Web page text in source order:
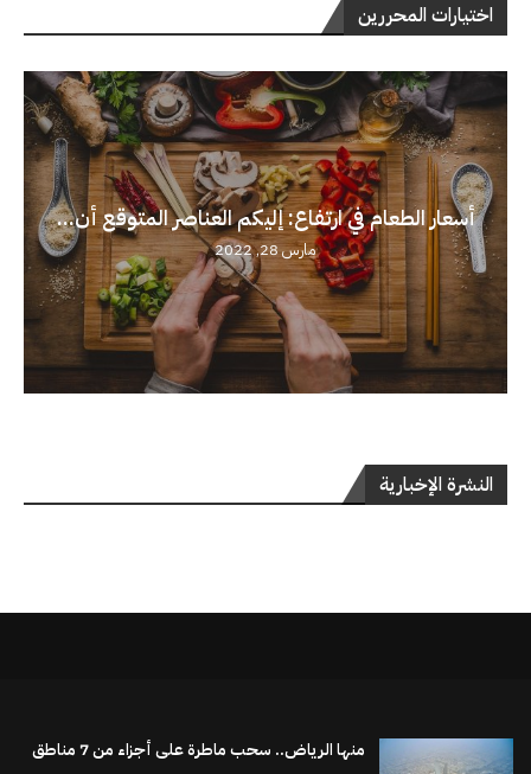
اختيارات المحررين
أسعار الطعام في ارتفاع: إليكم العناصر المتوقع أن...
مارس 28, 2022
النشرة الإخبارية
منها الرياض.. سحب ماطرة على أجزاء من 7 مناطق